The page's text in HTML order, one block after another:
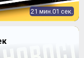
21 мин.01 сек.